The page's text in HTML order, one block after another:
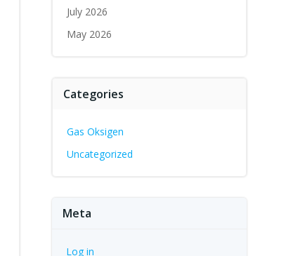
July 2026
May 2026
Categories
Gas Oksigen
Uncategorized
Meta
Log in